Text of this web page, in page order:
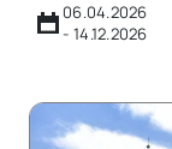
06.04.2026
- 14.12.2026